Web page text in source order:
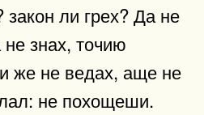
ли грех? Да не
не знах, точию
же не ведах, аще не
не похощеши.